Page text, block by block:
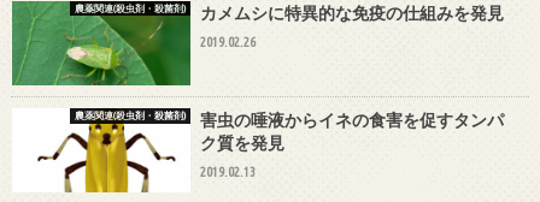
農薬関連(殺虫剤・殺菌剤) カメムシに特異的な免疫の仕組みを発見
2019.02.26
農薬関連(殺虫剤・殺菌剤)
害虫の唾液からイネの食害を促すタンパ
ク質を発見
2019.02.13